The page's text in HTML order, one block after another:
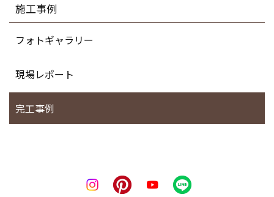
施工事例
フォトギャラリー
現場レポート
完工事例